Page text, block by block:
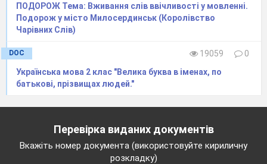
ПОДОРОЖ Тема: Вживання слів ввічливості у мовленні.
Подорож у місто Милосердинськ (Королівство
Чарівних Слів)
DOC 19059
0
Українська мова 2 клас "Велика буква в іменах, по
батькові, прізвищах людей."
Перевірка виданих документів
Вкажіть номер документа (використовуйте кириличну
розкладку)